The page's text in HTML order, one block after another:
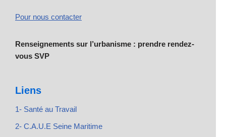
Pour nous contacter
Renseignements sur l’urbanisme : prendre rendez-
vous SVP
Liens
1- Santé au Travail
2- C.A.U.E Seine Maritime